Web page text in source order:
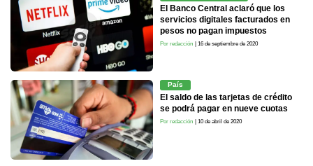
El Banco Central aclaró que los
servicios digitales facturados en
pesos no pagan impuestos
Por redacción | 16 de septiembre de 2020
País
El saldo de las tarjetas de crédito
se podrá pagar en nueve cuotas
Por redacción | 10 de abril de 2020